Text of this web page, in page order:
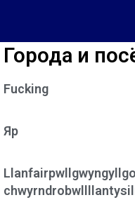
Города и
Fucking
Яр